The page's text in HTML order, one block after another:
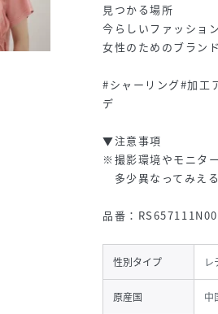
見つかる場所
今らしいファッショ
女性のためのブランド
#シャーリング#加工
デ
▼注意事項
※撮影環境やモニタ
多少異なってみえ
品番：
性別タイプ レ
原産国 中